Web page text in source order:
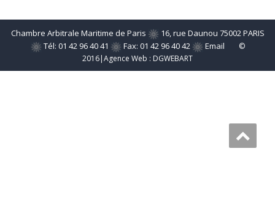
Chambre Arbitrale Maritime de Paris
16, rue Daunou 75002 PARIS
Tél: 01 42 96 40 41
Fax: 01 42 96 40 42 Email
©
2016|Agence Web : DGWEBART